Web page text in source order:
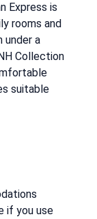
Express is
rooms and
under a
Collection
suitable
if you use